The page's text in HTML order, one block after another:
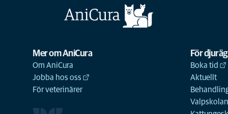
Mer om AniCura
Om AniCura
Jobba hos oss
För veterinärer
För
Boka tid
Aktuellt
Valpskolan